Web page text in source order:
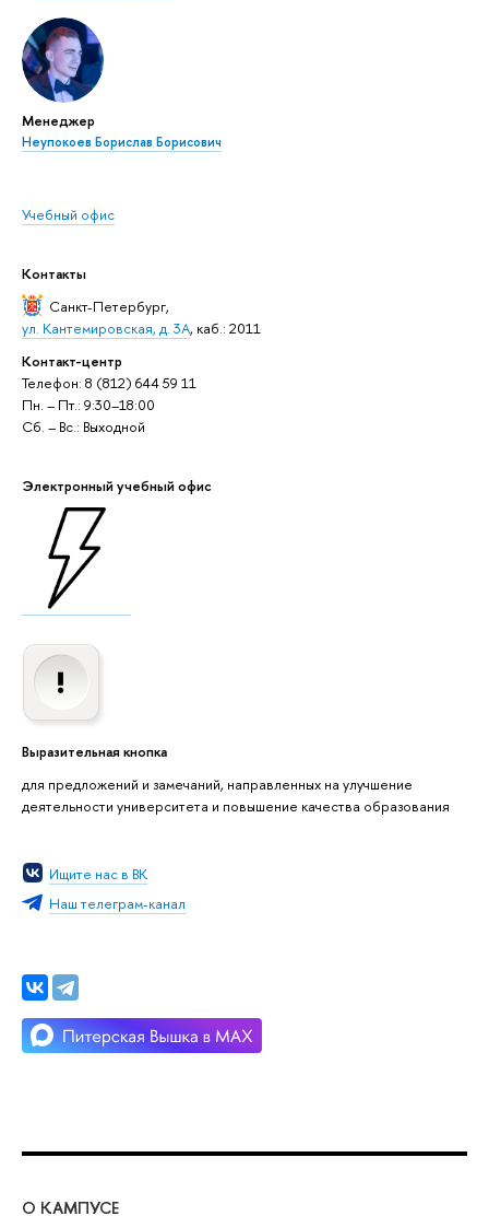
Менеджер
Неупокоев Борислав Борисович
Учебный офис
Контакты
Санкт-Петербург,
ул. Кантемировская, д. 3А, каб.: 2011
Контакт-центр
Телефон: 8 (812) 644 59 11
Пн. – Пт.: 9:30–18:00
Сб. – Вс.: Выходной
Электронный учебный офис
Выразительная кнопка
для предложений и замечаний, направленных на улучшение
деятельности университета и повышение качества образования
Ищите нас в ВК
Наш телеграм-канал
О КАМПУСЕ